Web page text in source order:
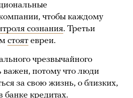
чтобы каждому
сознания. Третьи
стоят евреи.
чрезвычайного
важен, потому что люди
за свою жизнь, о близких,
банке кредитах.